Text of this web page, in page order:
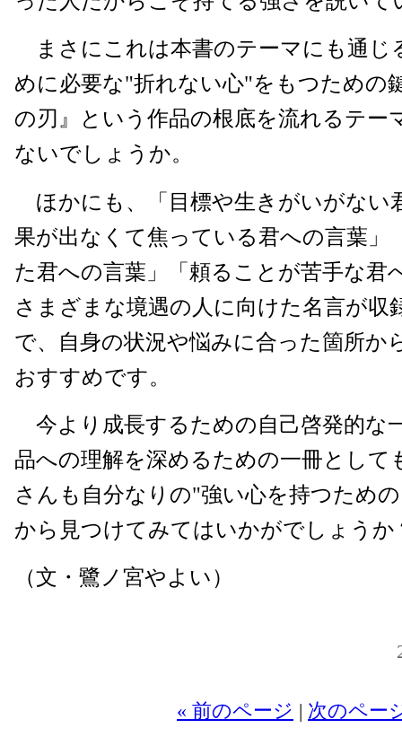
まさにこれは本書のテーマにも通じ
めに必要な"折れない心"をもつための
の刃』という作品の根底を流れるテー
ないでしょうか。
ほかにも、「目標や生きがいがない
果が出なくて焦っている君への言葉」
た君への言葉」「頼ることが苦手な君
さまざまな境遇の人に向けた名言が収
で、自身の状況や悩みに合った箇所か
おすすめです。
今より成長するための自己啓発的な
品への理解を深めるための一冊として
さんも自分なりの"強い心を持つため
から見つけてみてはいかがでしょうか
（文・鷺ノ宮やよい）
« 前のページ | 次のペー